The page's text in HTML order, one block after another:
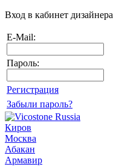
Вход в кабинет дизайнера
E-Mail:
Пароль:
Регистрация
Забыли пароль?
Киров
Москва
Абакан
Армавир